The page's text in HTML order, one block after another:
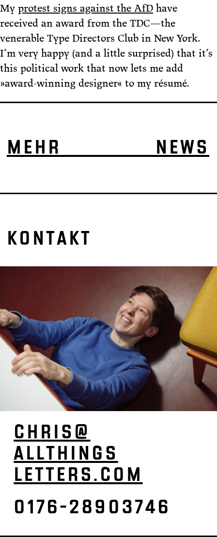
My protest signs against the AfD have
received an award from the TDC—the
venerable Type Directors Club in New York.
I’m very happy (and a little surprised) that it’s
this political work that now lets me add
»award-winning designer« to my résumé.
MEHR NEWS
KONTAKT
CHRIS­@
­ALL­­­­THINGS
­­­­LETTERS­­.COM
0176-28903746